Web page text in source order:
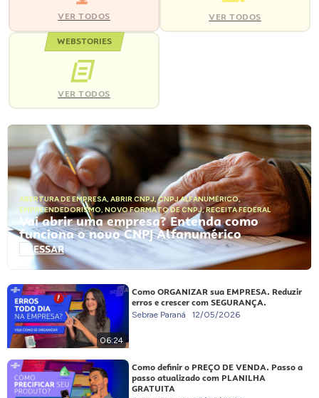
VER TODOS VER TODOS
WEBSTORIES
VER TODOS
ABERTURA DE EMPRESA, ABRIR CNPJ,CNPJ ALFANUMÉRICO,
EMPREENDEDORISMO, NOVO FORMATO DE CNPJ,RECEITA FEDERAL
Vai abrir uma empresa? Entenda como
funciona o novo CNPJ Alfanumérico
ACESSAR
06:24
Como ORGANIZAR sua EMPRESA. Reduzir
erros e crescer com SEGURANÇA.
Sebrae Paraná 12/05/2026
Como definir o PREÇO DE VENDA. Passo a
passo atualizado com PLANILHA
GRATUITA